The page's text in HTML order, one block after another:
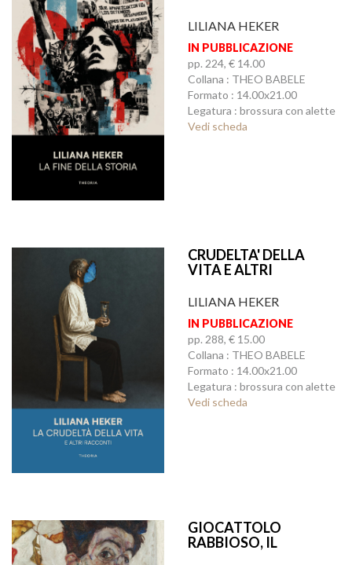
LILIANA HEKER
IN PUBBLICAZIONE
pp. 224, € 14.00
Collana : THEO BABELE
Formato : 14.00x21.00
Legatura : brossura con alette
Vedi scheda
CRUDELTA' DELLA
VITA E ALTRI
LILIANA HEKER
IN PUBBLICAZIONE
pp. 288, € 15.00
Collana : THEO BABELE
Formato : 14.00x21.00
Legatura : brossura con alette
Vedi scheda
GIOCATTOLO
RABBIOSO, IL